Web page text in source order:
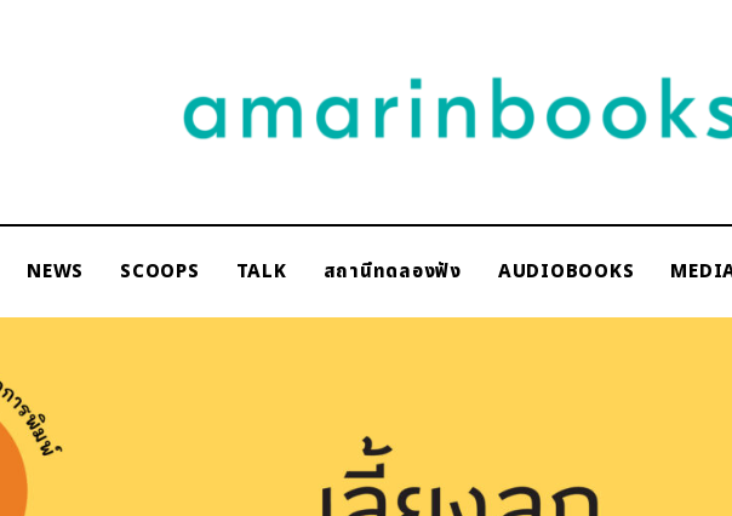
NAKSCOOPS
ผู้คน
อ่าน
amarinbooks
NEWS SCOOPS TALK สถานีทดลองฟัง AUDIOBOOKS